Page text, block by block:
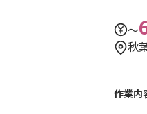
〜
秋
作業内